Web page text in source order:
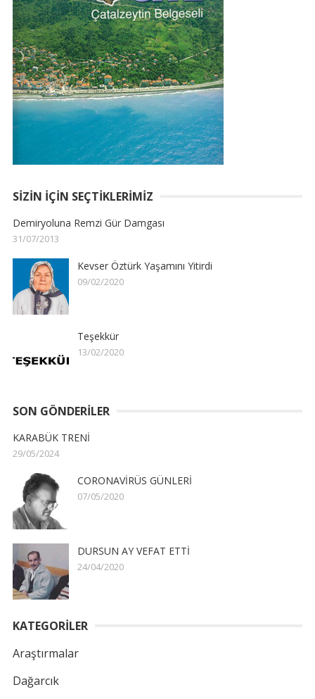
SIZIN İÇIN SEÇTIKLERIMIZ
Demiryoluna Remzi Gür Damgası
31/07/2013
Kevser Öztürk Yaşamını Yitirdi
09/02/2020
Teşekkür
13/02/2020
SON GÖNDERILER
KARABÜK TRENİ
29/05/2024
CORONAVİRÜS GÜNLERİ
07/05/2020
DURSUN AY VEFAT ETTİ
24/04/2020
KATEGORİLER
Araştırmalar
Dağarcık